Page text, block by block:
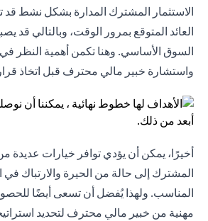
الاستثمار المشترك المدارة بشكل نشط
العائد المتوقع بمرور الوقت، وبالتالي قد
السوق الأساسي. وهنا تكمن أهمية النظر
واستشارة خبير مالي محترف قبل اتخاذ قرار
أخيرًا، يمكن أن يؤدي توافر خيارات عديدة
المشترك إلى حالة من الحيرة والارتباك في
المناسب. ولهذا يُفضل أن تسعى أيضًا
مهنية من خبير مالي محترف لتحديد